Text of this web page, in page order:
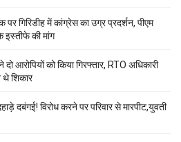
गिरिडीह में कांग्रेस का उग्र प्रदर्शन, पीएम
इस्तीफे की मांग
आरोपियों को किया गिरफ्तार, RTO अधिकारी
थे शिकार
दबंगई! विरोध करने पर परिवार से मारपीट,युवती